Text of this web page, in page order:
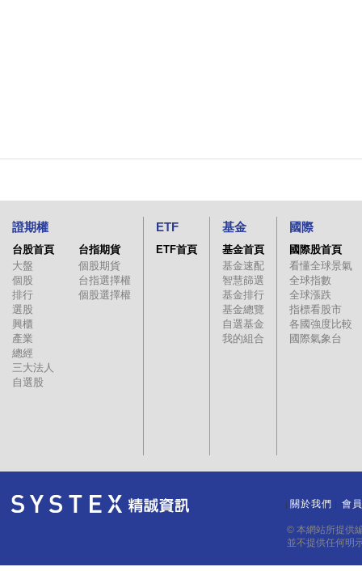
證期權
台股首頁
大盤
個股
排行
選股
興櫃
產業
總經
三大法人
自選股
台指期貨
個股期貨
台指選擇權
個股選擇權
ETF
ETF首頁
基金
基金首頁
基金速配
智慧篩選
基金排行
基金總覽
自選基金
我的組合
國際
國際股首頁
看懂全球景氣
全球指數
全球漲跌
指標看股市
各國強度比較
國際氣象台
關於我們 會
© 本網站所提供
並不提供任何明